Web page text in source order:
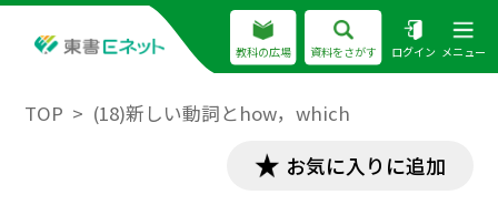
教科の広場 資料をさがす ログイン メニュー
TOP (18)新しい動詞とhow，which
お気に入りに追加